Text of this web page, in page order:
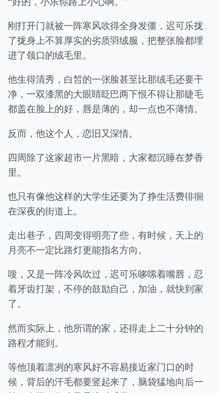
刚打开门就被一阵寒风吹得全身发僵，迟可乐拢
了拢身上不算厚实的劣质羽绒服，把整张脸都埋
进了领口的绒毛里。
他生得清秀，白皙的一张脸甚至比那绒毛还要干
净，一双漆黑的大眼睛眨巴两下恨不得让那睫毛
都盖在脸上的好，唇是薄的，却一点也不薄情。
反而，他这个人，恋旧又深情。
四周除了这家超市一片黑暗，大家都沉睡在梦香
里。
也只有像他这样的大学生还要为了挣生活费徘徊
在深夜的街道上。
走出巷子，四周变得明亮了些，有时候，天上的
月亮不一定比路灯更能指名方向。
嗖，又是一阵冷风吹过，迟可乐哆嗦着嘴唇，忍
着牙齿打架，不停的鼓励自己，加油，就快到家
了。
然而实际上，他所谓的家，还得走上二十分钟的
路程才能到。
等他顶着凛冽的寒风好不容易接近家门口的时
候，背后的汗毛都要竖起来了，脑袋猛地向后一